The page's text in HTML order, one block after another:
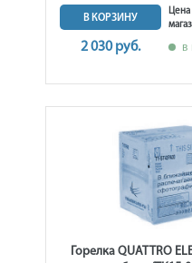
В КОРЗИНУ
2 030 руб. в
Горелка QUATTRO